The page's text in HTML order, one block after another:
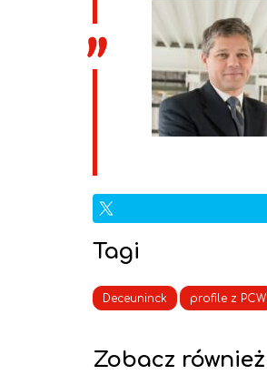
Tagi
Deceuninck profile z PCW
Zobacz również